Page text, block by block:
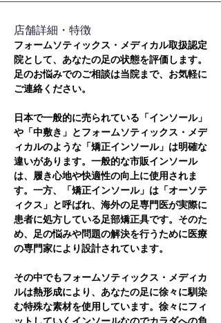
​店舗詳細・特徴
フォームソティックス・メディカル取扱認定
院として、あなたの足の状態を評価します。
足のお悩みでのご相談は当院まで、お気軽に
ご連絡ください。
日本で一般的に売られている「インソール」
や「中敷き」とフォームソティックス・メデ
ィカルのような「矯正インソール」は明確な
違いがあります。一般的な市販インソール
は、履き心地や快適性の向上に使用されま
す。一方、「矯正インソール」は「オーソテ
ィクス」と呼ばれ、海外の足専門医が実際に
患者に処方している足部矯正具です。そのた
め、足の悩みや問題の解決を行うために医療
の専門家により設計されています。
その中でもフォームソティックス・メディカ
ルは熱形成により、あなたの足に徐々に馴染
む特殊な素材を使用しています。徐々にフィ